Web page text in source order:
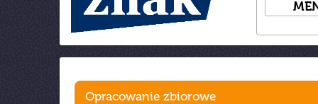
Opracowanie zbiorowe